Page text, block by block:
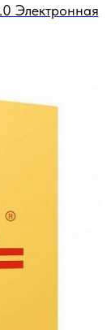
Электронная